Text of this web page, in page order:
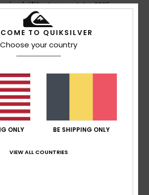
avis vérifiésdepuis octobre 2025
nos clients recommandent ce produit
4.7
Trop grand
Coloris
TO QUIKSILVER
Choose your country
ONLY BE SHIPPING ONLY
VIEW ALL COUNTRIES